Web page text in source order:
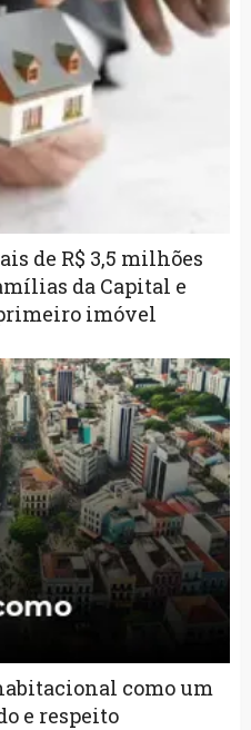
de R$ 3,5 milhões
da Capital e
imóvel
como um
e respeito